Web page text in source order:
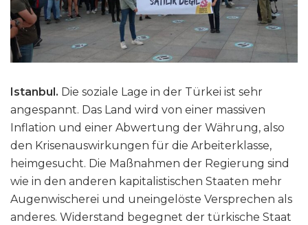
Istanbul. Die soziale Lage in der Türkei ist sehr
angespannt. Das Land wird von einer massiven
Inflation und einer Abwertung der Währung, also
den Krisenauswirkungen für die Arbeiterklasse,
heimgesucht. Die Maßnahmen der Regierung sind
wie in den anderen kapitalistischen Staaten mehr
Augenwischerei und uneingelöste Versprechen als
anderes. Widerstand begegnet der türkische Staat